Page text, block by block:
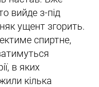
вийде з-під
ущент згорить.
спиртне,
в яких
кілька